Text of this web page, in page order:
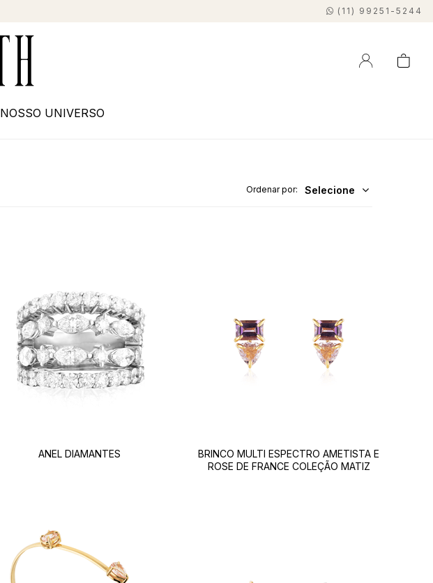
(11) 99251-5244
NOSSO UNIVERSO
Ordenar por: Selecione
ANEL DIAMANTES
BRINCO MULTI ESPECTRO AMETISTA E
ROSE DE FRANCE COLEÇÃO MATIZ